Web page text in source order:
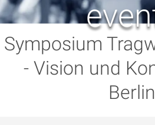
Symposium
- Vision und
Berlin